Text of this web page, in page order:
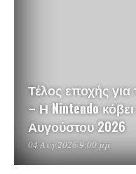
Τέλος εποχής για
– Η Nintendo
Αυγούστου 2026
04 Αυγ 2026 9:00 μμ